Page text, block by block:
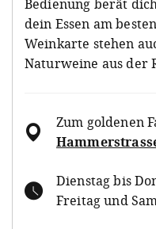
Bedienung berät
dein Essen am
Weinkarte stehen
Naturweine aus der
Zum goldenen
Dienstag bis
Freitag und